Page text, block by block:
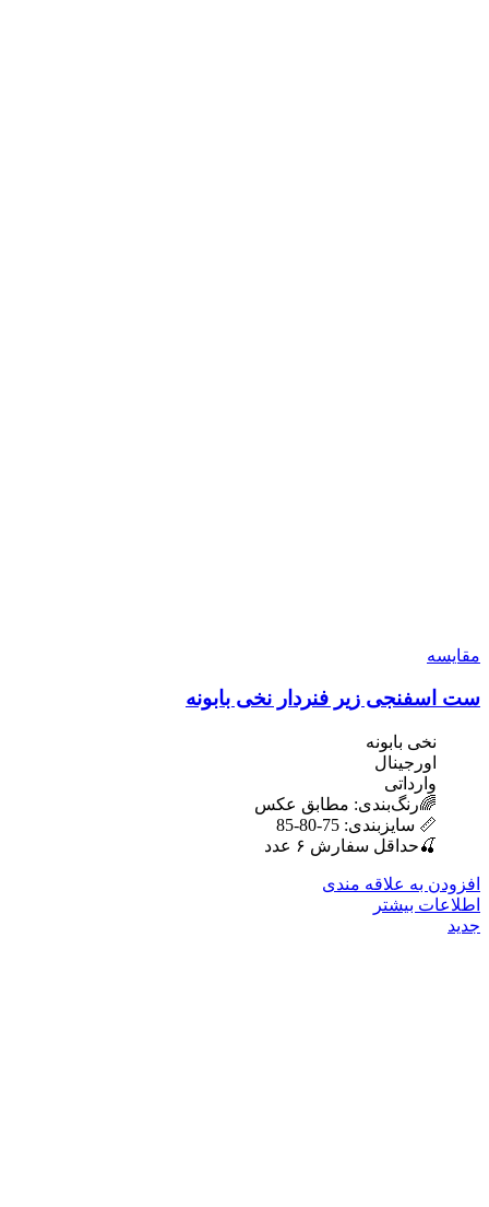
مقایسه
ست اسفنجی زیر فنردار نخی بابونه
نخی بابونه
اورجینال
وارداتی
🌈رنگ‌بندی: مطابق عکس
📏 سایزبندی: 75-80-85
🍒حداقل سفارش ۶ عدد
افزودن به علاقه مندی
اطلاعات بیشتر
جدید